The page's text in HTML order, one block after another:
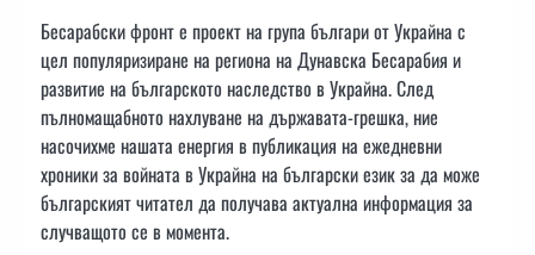
Бесарабски фронт е проект на група българи от Украйна с
цел популяризиране на региона на Дунавска Бесарабия и
развитие на българското наследство в Украйна. След
пълномащабното нахлуване на държавата-грешка, ние
насочихме нашата енергия в публикация на ежедневни
хроники за войната в Украйна на български език за да може
българският читател да получава актуална информация за
случващото се в момента.